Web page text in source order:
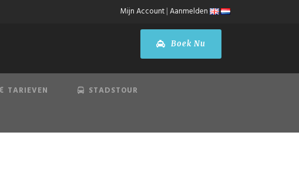
Mijn Account|Aanmelden
Boek Nu
TARIEVEN
STADSTOUR